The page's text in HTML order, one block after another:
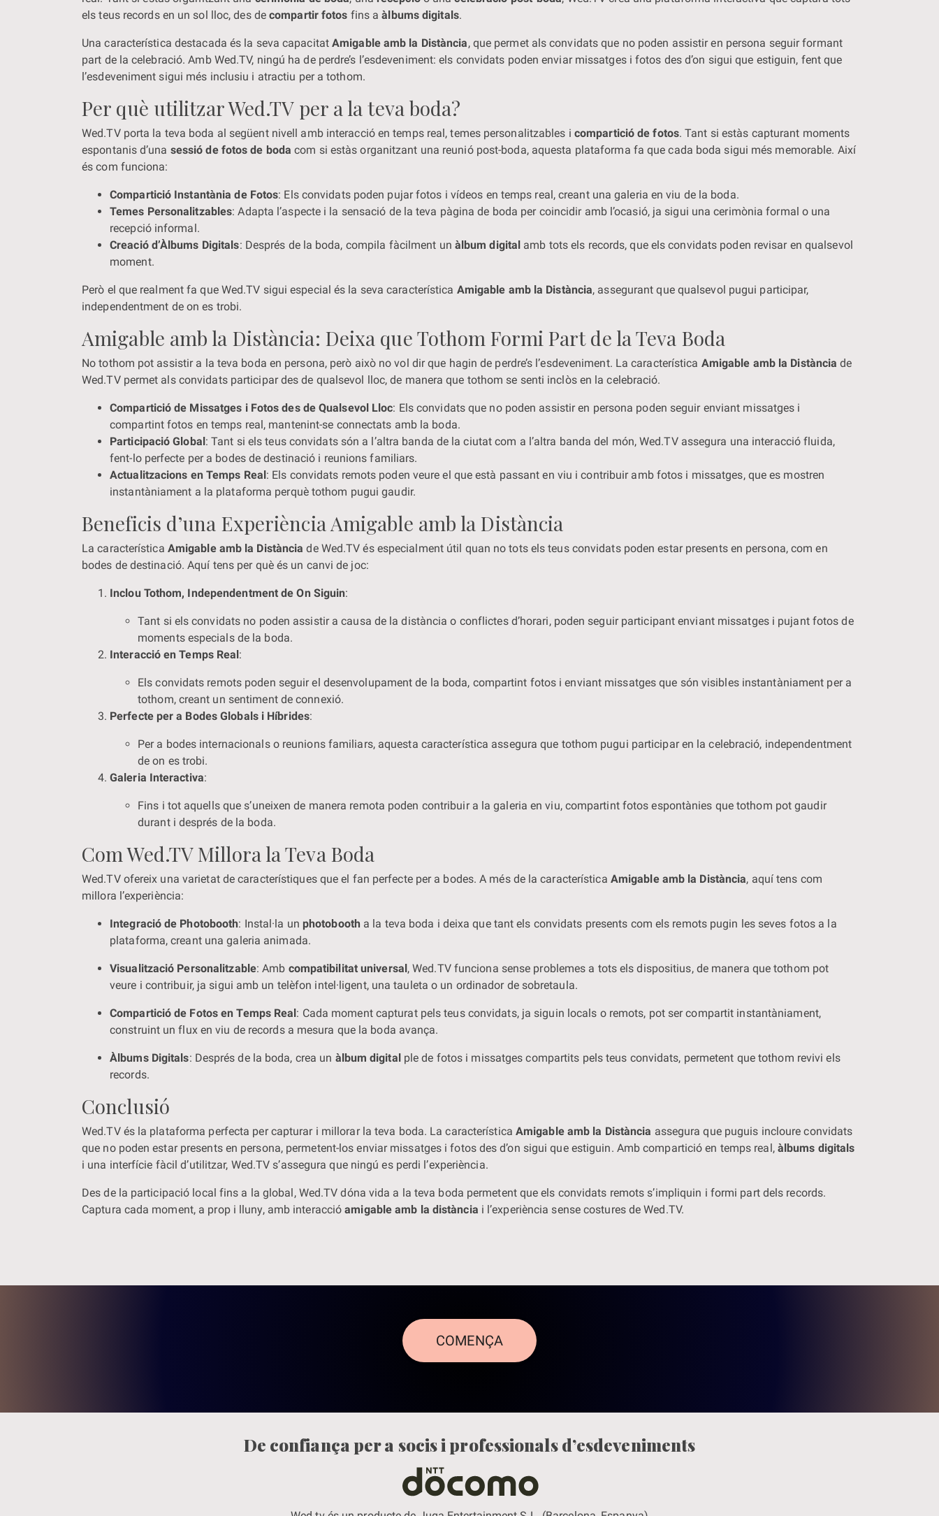
els teus records en un sol lloc, des decompartir fotos fins aàlbums digitals.
Una característica destacada és la seva capacitat Amigable amb la Distància, que permet als convidats que no poden assistir en persona seguir formant
part de la celebració. Amb Wed.TV, ningú ha de perdre’s l’esdeveniment: els convidats poden enviar missatges i fotos des d’on sigui que estiguin, fent que
l’esdeveniment sigui més inclusiu i atractiu per a tothom.
Per què utilitzar Wed.TV per a la teva boda?
Wed.TV porta la teva boda al següent nivell amb interacció en temps real, temes personalitzables i compartició de fotos. Tant si estàs capturant moments
espontanis d’una sessió de fotos de boda com si estàs organitzant una reunió post-boda, aquesta plataforma fa que cada boda sigui més memorable. Així
és com funciona:
Compartició Instantània de Fotos: Els convidats poden pujar fotos i vídeos en temps real, creant una galeria en viu de la boda.
Temes Personalitzables: Adapta l’aspecte i la sensació de la teva pàgina de boda per coincidir amb l’ocasió, ja sigui una cerimònia formal o una
recepció informal.
Creació d’Àlbums Digitals: Després de la boda, compila fàcilment un àlbum digital amb tots els records, que els convidats poden revisar en qualsevol
moment.
Però el que realment fa que Wed.TV sigui especial és la seva característica Amigable amb la Distància, assegurant que qualsevol pugui participar,
independentment de on es trobi.
Amigable amb la Distància: Deixa que Tothom Formi Part de la Teva Boda
No tothom pot assistir a la teva boda en persona, però això no vol dir que hagin de perdre’s l’esdeveniment. La característica Amigable amb la Distància de
Wed.TV permet als convidats participar des de qualsevol lloc, de manera que tothom se senti inclòs en la celebració.
Compartició de Missatges i Fotos des de Qualsevol Lloc: Els convidats que no poden assistir en persona poden seguir enviant missatges i
compartint fotos en temps real, mantenint-se connectats amb la boda.
Participació Global: Tant si els teus convidats són a l’altra banda de la ciutat com a l’altra banda del món, Wed.TV assegura una interacció fluida,
fent-lo perfecte per a bodes de destinació i reunions familiars.
Actualitzacions en Temps Real: Els convidats remots poden veure el que està passant en viu i contribuir amb fotos i missatges, que es mostren
instantàniament a la plataforma perquè tothom pugui gaudir.
Beneficis d’una Experiència Amigable amb la Distància
La característica Amigable amb la Distància de Wed.TV és especialment útil quan no tots els teus convidats poden estar presents en persona, com en
bodes de destinació. Aquí tens per què és un canvi de joc:
Inclou Tothom, Independentment de On Siguin:
Tant si els convidats no poden assistir a causa de la distància o conflictes d’horari, poden seguir participant enviant missatges i pujant fotos de
moments especials de la boda.
Interacció en Temps Real:
Els convidats remots poden seguir el desenvolupament de la boda, compartint fotos i enviant missatges que són visibles instantàniament per a
tothom, creant un sentiment de connexió.
Perfecte per a Bodes Globals i Híbrides:
Per a bodes internacionals o reunions familiars, aquesta característica assegura que tothom pugui participar en la celebració, independentment
de on es trobi.
Galeria Interactiva:
Fins i tot aquells que s’uneixen de manera remota poden contribuir a la galeria en viu, compartint fotos espontànies que tothom pot gaudir
durant i després de la boda.
Com Wed.TV Millora la Teva Boda
Wed.TV ofereix una varietat de característiques que el fan perfecte per a bodes. A més de la característica Amigable amb la Distància, aquí tens com
millora l’experiència:
Integració de Photobooth: Instal·la un photobooth a la teva boda i deixa que tant els convidats presents com els remots pugin les seves fotos a la
plataforma, creant una galeria animada.
Visualització Personalitzable: Amb compatibilitat universal, Wed.TV funciona sense problemes a tots els dispositius, de manera que tothom pot
veure i contribuir, ja sigui amb un telèfon intel·ligent, una tauleta o un ordinador de sobretaula.
Compartició de Fotos en Temps Real: Cada moment capturat pels teus convidats, ja siguin locals o remots, pot ser compartit instantàniament,
construint un flux en viu de records a mesura que la boda avança.
Àlbums Digitals: Després de la boda, crea un àlbum digitalple de fotos i missatges compartits pels teus convidats, permetent que tothom revivi els
records.
Conclusió
Wed.TV és la plataforma perfecta per capturar i millorar la teva boda. La característica Amigable amb la Distància assegura que puguis incloure convidats
que no poden estar presents en persona, permetent-los enviar missatges i fotos des d’on sigui que estiguin. Amb compartició en temps real, àlbums digitals
i una interfície fàcil d’utilitzar, Wed.TV s’assegura que ningú es perdi l’experiència.
Des de la participació local fins a la global, Wed.TV dóna vida a la teva boda permetent que els convidats remots s’impliquin i formi part dels records.
Captura cada moment, a prop i lluny, amb interaccióamigable amb la distància i l’experiència sense costures de Wed.TV.
COMENÇA
De confiança per a socis i professionals d’esdeveniments